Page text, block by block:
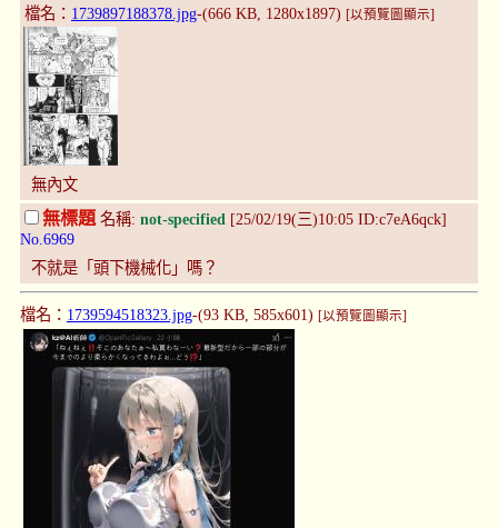
檔名： 1739897188378.jpg-(666 KB, 1280x1897) [以預覽圖顯示]
無內文
無標題 名稱: not-specified [25/02/19(三)10:05 ID:c7eA6qck]
No.6969
不就是「頭下機械化」嗎？
檔名： 1739594518323.jpg-(93 KB, 585x601) [以預覽圖顯示]